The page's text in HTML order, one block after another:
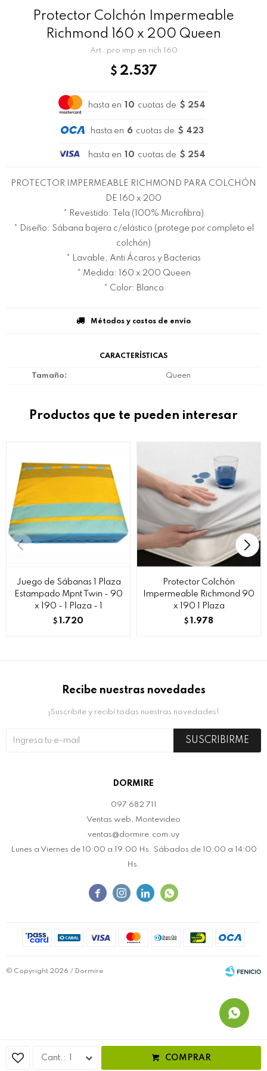
Protector Colchón Impermeable
Richmond 160 x 200 Queen
pro imp en rich 160
$ 2.537
hasta en 10 cuotas de $ 254
hasta en 6 cuotas de $ 423
hasta en 10 cuotas de $ 254
PROTECTOR IMPERMEABLE RICHMOND PARA COLCHÓN
DE 160 x 200
* Revestido: Tela (100% Microfibra)
* Diseño: Sábana bajera c/elástico (protege por completo el
colchón)
* Lavable, Anti Ácaros y Bacterias
* Medida: 160 x 200 Queen
* Color: Blanco
COMPRAR
Métodos y costos de envío
CARACTERÍSTICAS
Tamaño Queen
Productos que te pueden interesar
Juego de Sábanas 1 Plaza
Estampado Mpnt Twin - 90
x 190 - 1 Plaza - 1
$ 1.720
Protector Colchón
Impermeable Richmond 90
x 190 1 Plaza
$ 1.978
DORMIRE
097 682 711
Ventas web, Montevideo
ventas@dormire.com.uy
Lunes a Viernes de 10:00 a 19:00 Hs. Sábados de 10:00 a 14:00
Hs.
   
Recibe nuestras novedades
¡Suscribite y recibí todas nuestras novedades!
SUSCRIBIRME
© Copyright 2026 / Dormire